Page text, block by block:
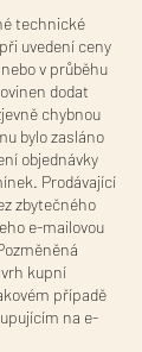
technické
uvedení ceny
v průběhu
dodat
chybnou
bylo zasláno
objednávky
Prodávající
zbytečného
e-mailovou
kupní
případě
na e-